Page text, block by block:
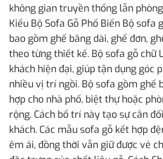
không gian truyền thống lẫn
Kiểu Bộ Sofa Gỗ Phổ Biến Bộ sofa
bao gồm ghế băng dài, ghế đơn,
theo từng thiết kế. Bộ sofa gỗ chữ
khách hiện đại, giúp tận dụng góc
nhiều vị trí ngồi. Bộ sofa gồm ghế
hợp cho nhà phố, biệt thự hoặc
rộng. Cách bố trí này tạo sự cân
khách. Các mẫu sofa gỗ kết hợp
êm ái, đồng thời vẫn giữ được vẻ